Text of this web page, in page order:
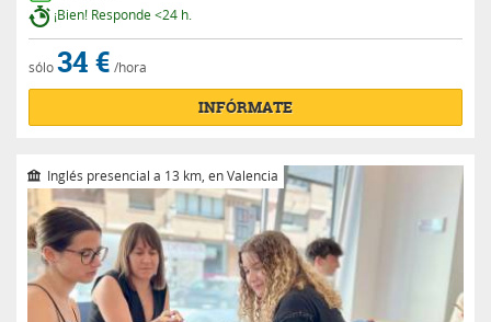
¡Bien! Responde <24 h.
sólo34 € /hora
INFÓRMATE
Inglés presencial a 13 km, en Valencia